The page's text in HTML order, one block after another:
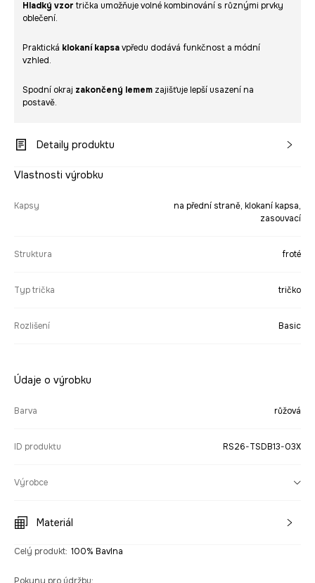
Hladký vzortrička umožňuje volné kombinování s různými prvky
oblečení.
Praktická klokaní kapsavpředu dodává funkčnost a módní
vzhled.
Spodní okraj zakončený lemem zajišťuje lepší usazení na
postavě.
Detaily produktu
Vlastnosti výrobku
Kapsy
na přední straně, klokaní kapsa,
zasouvací
Struktura froté
Typ trička tričko
Rozlišení Basic
Údaje o výrobku
Barva růžová
ID produktu RS26-TSDB13-03X
Výrobce
Materiál
Celý produkt: 100% Bavlna